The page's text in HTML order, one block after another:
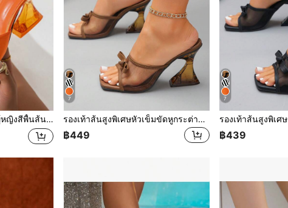
วามยืดหยุ่นสำหรับงานปาร์ตี้/กิจกรรม รองเท้าส้นสูงสีส้มสำหรับกลางแจ้งในฤดูร้อน
7
รองเท้าส้นสูงพิเศษหัวเข็มขัดหูกระต่ายปะติดลูกไม้, รองเท้าแตะชายหาดสำหรับปาร์ตี้กลางแจ้ง
฿449
7
฿439